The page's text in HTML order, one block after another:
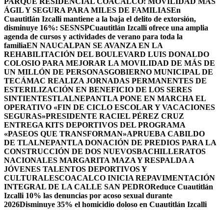
ÁGIL Y SEGURA PARA MILES DE FAMILIASEn
Cuautitlán Izcalli mantiene a la baja el delito de extorsión,
disminuye 16%: SESNSPCuautitlán Izcalli ofrece una amplia
agenda de cursos y actividades de verano para toda la
familiaEN NAUCALPAN SE AVANZA EN LA
REHABILITACIÓN DEL BOULEVARD LUIS DONALDO
COLOSIO PARA MEJORAR LA MOVILIDAD DE MÁS DE
UN MILLÓN DE PERSONASGOBIERNO MUNICIPAL DE
TECÁMAC REALIZA JORNADAS PERMANENTES DE
ESTERILIZACIÓN EN BENEFICIO DE LOS SERES
SINTIENTESTLALNEPANTLA PONE EN MARCHA EL
OPERATIVO «FIN DE CICLO ESCOLAR Y VACACIONES
SEGURAS»PRESIDENTE RACIEL PÉREZ CRUZ
ENTREGA KITS DEPORTIVOS DEL PROGRAMA
«PASEOS QUE TRANSFORMAN»APRUEBA CABILDO
DE TLALNEPANTLA DONACIÓN DE PREDIOS PARA LA
CONSTRUCCIÓN DE DOS NUEVOSBACHILLERATOS
NACIONALES MARGARITA MAZA Y RESPALDA A
JÓVENES TALENTOS DEPORTIVOS Y
CULTURALESCOACALCO INICIA REPAVIMENTACIÓN
INTEGRAL DE LA CALLE SAN PEDROReduce Cuautitlán
Izcalli 10% las denuncias por acoso sexual durante
2026Disminuye 35% el homicidio doloso en Cuautitlán Izcalli